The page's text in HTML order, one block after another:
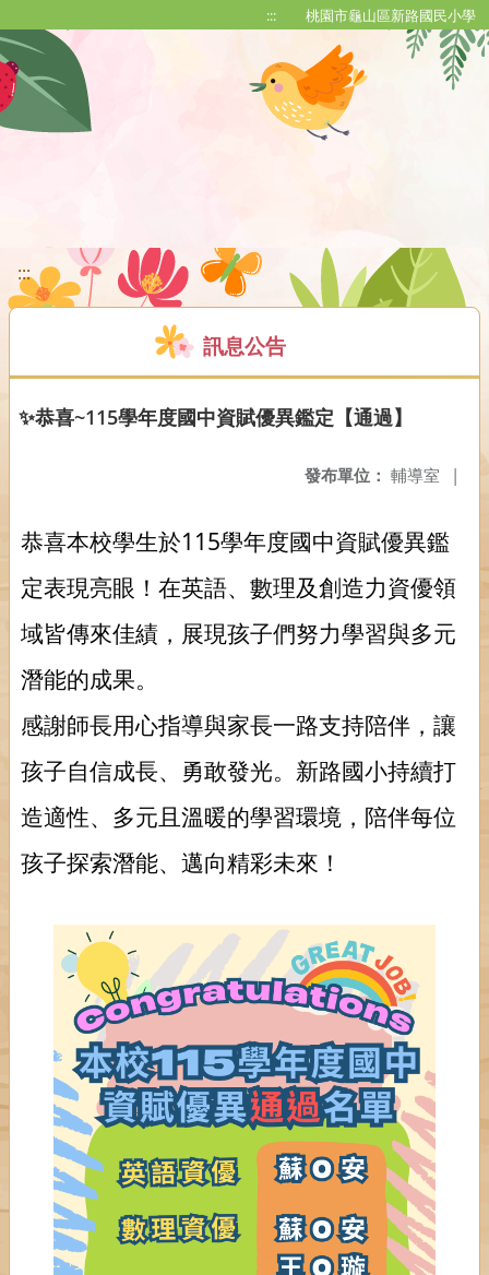
::: 桃園市龜山區新路國民小學
:::
訊息公告
✨恭喜~115學年度國中資賦優異鑑定【通過】
發布單位： 輔導室 |
恭喜本校學生於115學年度國中資賦優異鑑
定表現亮眼！在英語、數理及創造力資優領
域皆傳來佳績，展現孩子們努力學習與多元
潛能的成果。
感謝師長用心指導與家長一路支持陪伴，讓
孩子自信成長、勇敢發光。新路國小持續打
造適性、多元且溫暖的學習環境，陪伴每位
孩子探索潛能、邁向精彩未來！